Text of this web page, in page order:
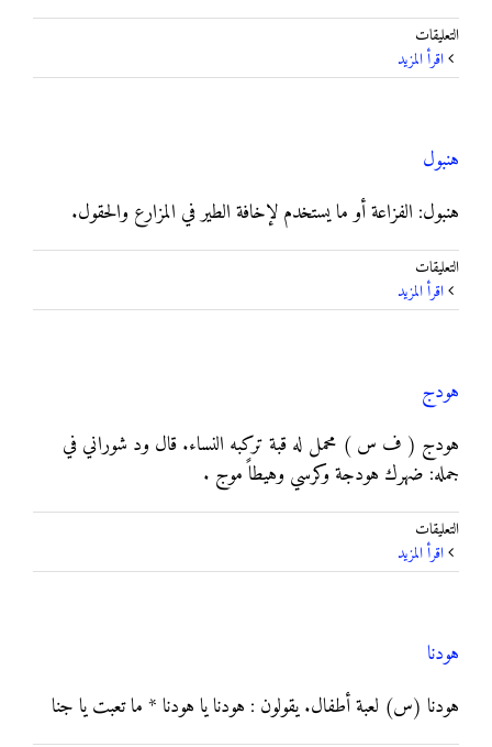
التعليقات
هناي
مغلقة
هنبول
هنبول: الفزاعة أو ما يستخدم لإخافة الطير في المزارع والحقول.
التعليقات
هنبول
مغلقة
هودج
هودج ( ف س ) محمل له قبة تركبه النساء. قال ود شوراني في
جمله: ضهرك هودجة وكرسي وهيطاً موج .
التعليقات
هودج
مغلقة
هودنا
هودنا (س) لعبة أطفال. يقولون : هودنا يا هودنا * ما تعبت يا جنا